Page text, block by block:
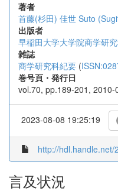
著者
首藤(杉田) 佳世 Suto
出版者
早稲田大学大学院商学研
雑誌
商学研究科紀要 (
巻号頁・発行日
vol.70, pp.189-201, 2010-
2023-08-08 19:25:19
http://hdl.handle.net/
言及状況